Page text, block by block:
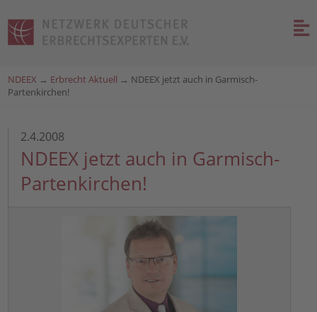
NDEEX → Erbrecht Aktuell → NDEEX jetzt auch in Garmisch-
Partenkirchen!
2.4.2008
NDEEX jetzt auch in Garmisch-
Partenkirchen!